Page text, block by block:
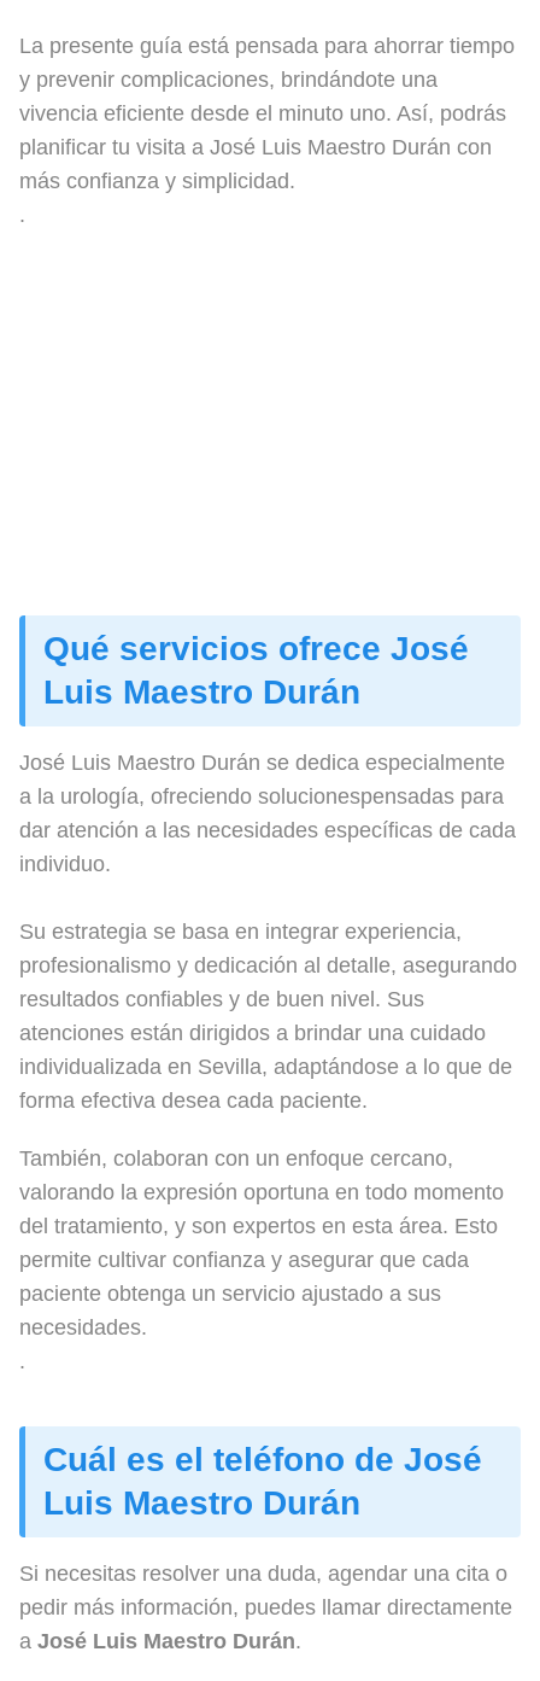
La presente guía está pensada para ahorrar tiempo
y prevenir complicaciones, brindándote una
vivencia eficiente desde el minuto uno. Así, podrás
planificar tu visita a José Luis Maestro Durán con
más confianza y simplicidad.
.
Qué servicios ofrece José
Luis Maestro Durán
José Luis Maestro Durán se dedica especialmente
a la urología, ofreciendo solucionespensadas para
dar atención a las necesidades específicas de cada
individuo.
Su estrategia se basa en integrar experiencia,
profesionalismo y dedicación al detalle, asegurando
resultados confiables y de buen nivel. Sus
atenciones están dirigidos a brindar una cuidado
individualizada en Sevilla, adaptándose a lo que de
forma efectiva desea cada paciente.
También, colaboran con un enfoque cercano,
valorando la expresión oportuna en todo momento
del tratamiento, y son expertos en esta área. Esto
permite cultivar confianza y asegurar que cada
paciente obtenga un servicio ajustado a sus
necesidades.
.
Cuál es el teléfono de José
Luis Maestro Durán
Si necesitas resolver una duda, agendar una cita o
pedir más información, puedes llamar directamente
a José Luis Maestro Durán.